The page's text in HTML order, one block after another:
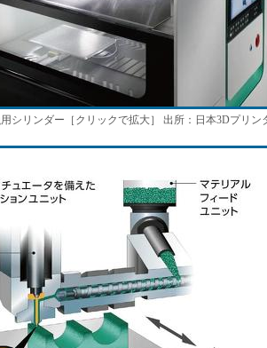
シリンダー［クリックで拡大］ 出所：日本3Dプリン